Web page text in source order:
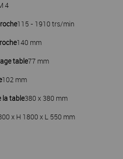
4
115 - 1910 trs/min
140 mm
table77 mm
102 mm
la table380 x 380 mm
x H 1800 x L 550 mm